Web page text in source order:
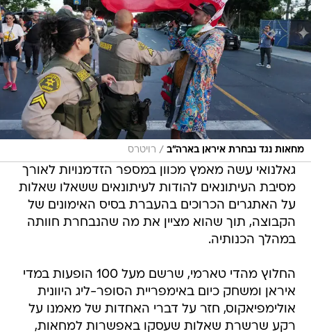
מחאות נגד נבחרת איראן בארה"ב / רויטרס
גאלנואי עשה מאמץ מכוון במספר הזדמנויות לאורך
מסיבת העיתונאים להודות לעיתונאים ששאלו שאלות
על האתגרים הכרוכים בהעברת בסיס האימונים של
הקבוצה, תוך שהוא מציין את מה שהנבחרת חוותה
במהלך הכנותיה.
החלוץ מהדי טארמי, שרשם מעל 100 הופעות במדי
איראן ומשחק כיום באימפריית הסופר-ליג היוונית
אולימפיאקוס, חזר על דברי האחדות של מאמנו על
רקע שרשרת שאלות שעסקו באפשרות למחאות,